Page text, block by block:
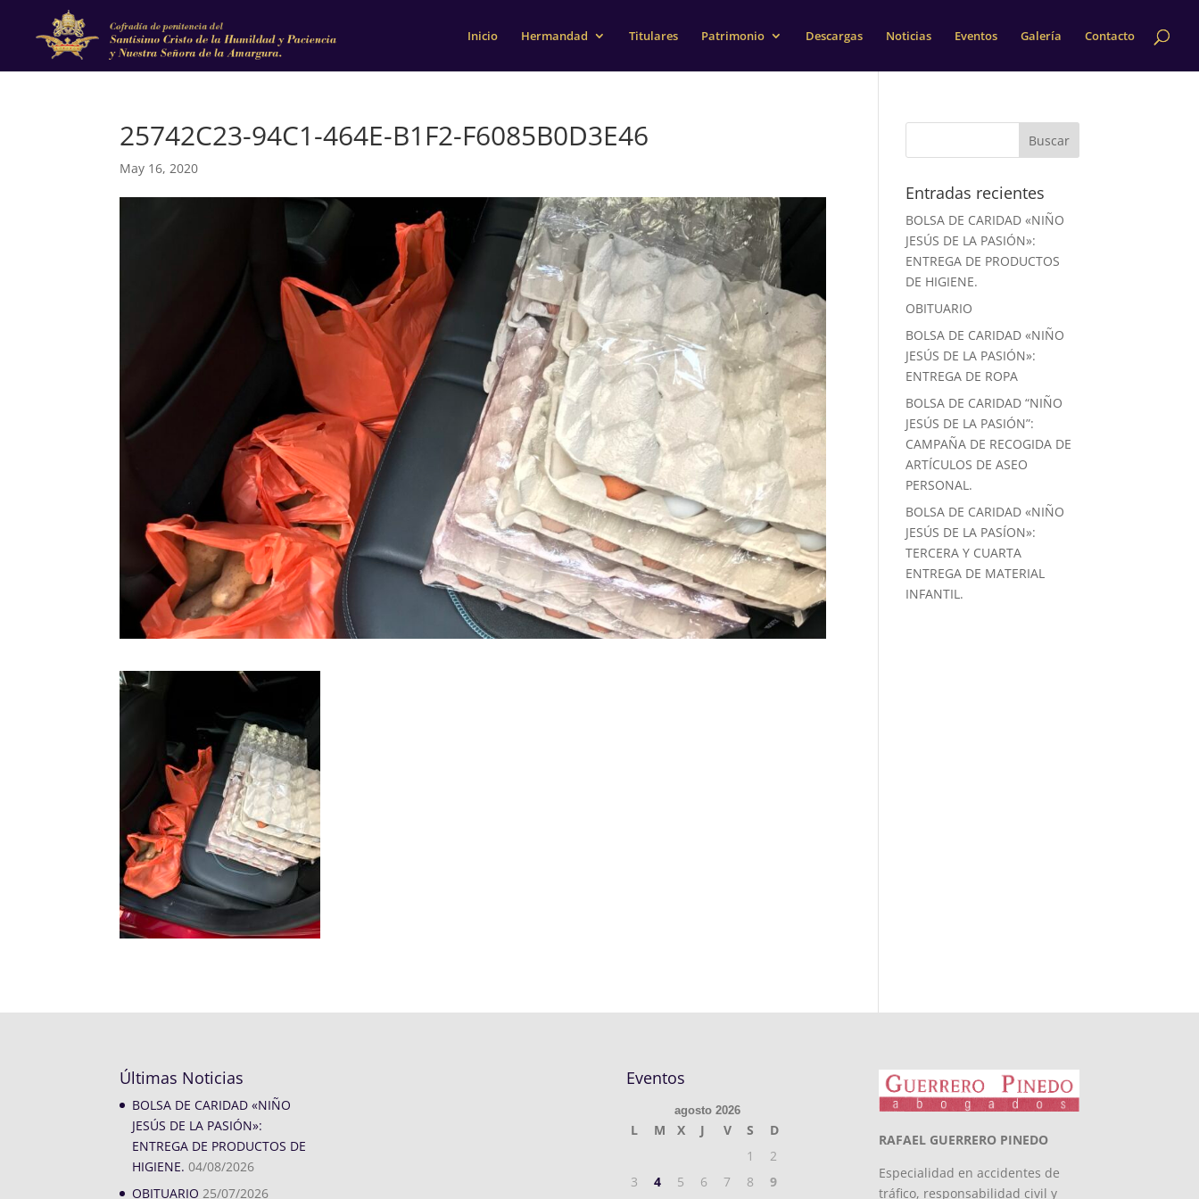
Inicio Hermandad Titulares Patrimonio Descargas Noticias Eventos Galería Contacto
25742C23-94C1-464E-B1F2-F6085B0D3E46
May 16, 2020
Entradas recientes
BOLSA DE CARIDAD «NIÑO
JESÚS DE LA PASIÓN»:
ENTREGA DE PRODUCTOS
DE HIGIENE.
OBITUARIO
BOLSA DE CARIDAD «NIÑO
JESÚS DE LA PASIÓN»:
ENTREGA DE ROPA
BOLSA DE CARIDAD “NIÑO
JESÚS DE LA PASIÓN”:
CAMPAÑA DE RECOGIDA DE
ARTÍCULOS DE ASEO
PERSONAL.
BOLSA DE CARIDAD «NIÑO
JESÚS DE LA PASÍON»:
TERCERA Y CUARTA
ENTREGA DE MATERIAL
INFANTIL.
Últimas Noticias
BOLSA DE CARIDAD «NIÑO
JESÚS DE LA PASIÓN»:
ENTREGA DE PRODUCTOS DE
HIGIENE. 04/08/2026
OBITUARIO 25/07/2026
Eventos
agosto 2026
L M X J V S
D
1
2
3
4 5 6 7 8 9
RAFAEL GUERRERO PINEDO
Especialidad en accidentes de
tráfico, responsabilidad civil y